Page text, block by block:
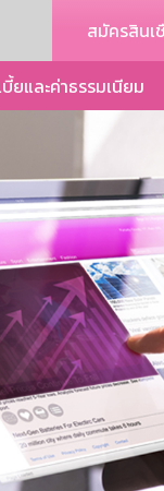
สมัครสินเ
ยและค่าธรรมเนียม